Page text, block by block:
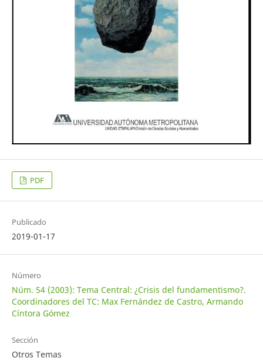
PDF
Publicado
2019-01-17
Número
Núm. 54 (2003): Tema Central: ¿Crisis del fundamentismo?.
Coordinadores del TC: Max Fernández de Castro, Armando
Cíntora Gómez
Sección
Otros Temas